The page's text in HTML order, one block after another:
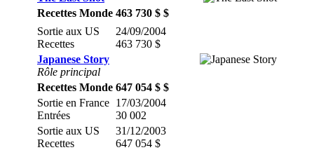
Recettes Monde 463 730 $ $
Sortie aux US
Recettes
24/09/2004
463 730 $
Japanese Story
Rôle principal
Recettes Monde 647 054 $ $
Sortie en France
Entrées
17/03/2004
30 002
Sortie aux US
Recettes
31/12/2003
647 054 $